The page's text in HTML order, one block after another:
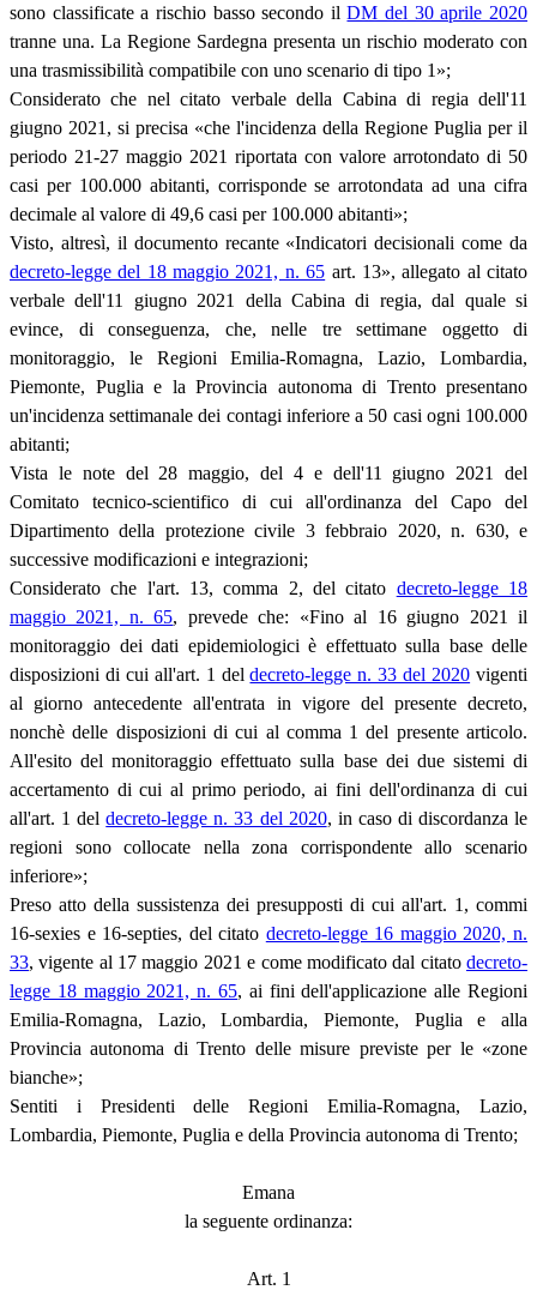
sono classificate a rischio basso secondo ilDM del 30 aprile 2020
tranne una. La Regione Sardegna presenta un rischio moderato con
una trasmissibilità compatibile con uno scenario di tipo 1»;
Considerato che nel citato verbale della Cabina di regia dell'11
giugno 2021, si precisa «che l'incidenza della Regione Puglia per il
periodo 21-27 maggio 2021 riportata con valore arrotondato di 50
casi per 100.000 abitanti, corrisponde se arrotondata ad una cifra
decimale al valore di 49,6 casi per 100.000 abitanti»;
Visto, altresì, il documento recante «Indicatori decisionali come da
decreto-legge del 18 maggio 2021, n. 65 art. 13», allegato al citato
verbale dell'11 giugno 2021 della Cabina di regia, dal quale si
evince, di conseguenza, che, nelle tre settimane oggetto di
monitoraggio, le Regioni Emilia-Romagna, Lazio, Lombardia,
Piemonte, Puglia e la Provincia autonoma di Trento presentano
un'incidenza settimanale dei contagi inferiore a 50 casi ogni 100.000
abitanti;
Vista le note del 28 maggio, del 4 e dell'11 giugno 2021 del
Comitato tecnico-scientifico di cui all'ordinanza del Capo del
Dipartimento della protezione civile 3 febbraio 2020, n. 630, e
successive modificazioni e integrazioni;
Considerato che l'art. 13, comma 2, del citato decreto-legge 18
maggio 2021, n. 65, prevede che: «Fino al 16 giugno 2021 il
monitoraggio dei dati epidemiologici è effettuato sulla base delle
disposizioni di cui all'art. 1 deldecreto-legge n. 33 del 2020 vigenti
al giorno antecedente all'entrata in vigore del presente decreto,
nonchè delle disposizioni di cui al comma 1 del presente articolo.
All'esito del monitoraggio effettuato sulla base dei due sistemi di
accertamento di cui al primo periodo, ai fini dell'ordinanza di cui
all'art. 1 deldecreto-legge n. 33 del 2020, in caso di discordanza le
regioni sono collocate nella zona corrispondente allo scenario
inferiore»;
Preso atto della sussistenza dei presupposti di cui all'art. 1, commi
16-sexies e 16-septies, del citato decreto-legge 16 maggio 2020, n.
33, vigente al 17 maggio 2021 e come modificato dal citato decreto-
legge 18 maggio 2021, n. 65, ai fini dell'applicazione alle Regioni
Emilia-Romagna, Lazio, Lombardia, Piemonte, Puglia e alla
Provincia autonoma di Trento delle misure previste per le «zone
bianche»;
Sentiti i Presidenti delle Regioni Emilia-Romagna, Lazio,
Lombardia, Piemonte, Puglia e della Provincia autonoma di Trento;
Emana
la seguente ordinanza:
Art. 1